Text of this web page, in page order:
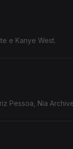
e Kanye West.
Pessoa, Nia